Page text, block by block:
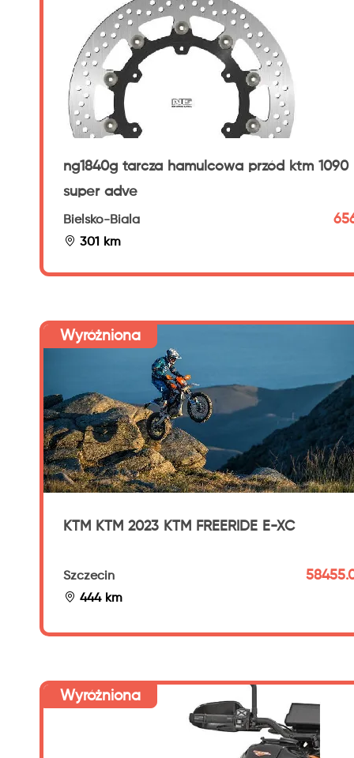
ng1840g tarcza hamulcowa przód ktm 1090
super adve
Bielsko-Biala
301 km
Wyróżniona
KTM KTM 2023 KTM FREERIDE E-XC
Szczecin
444 km
Wyróżniona